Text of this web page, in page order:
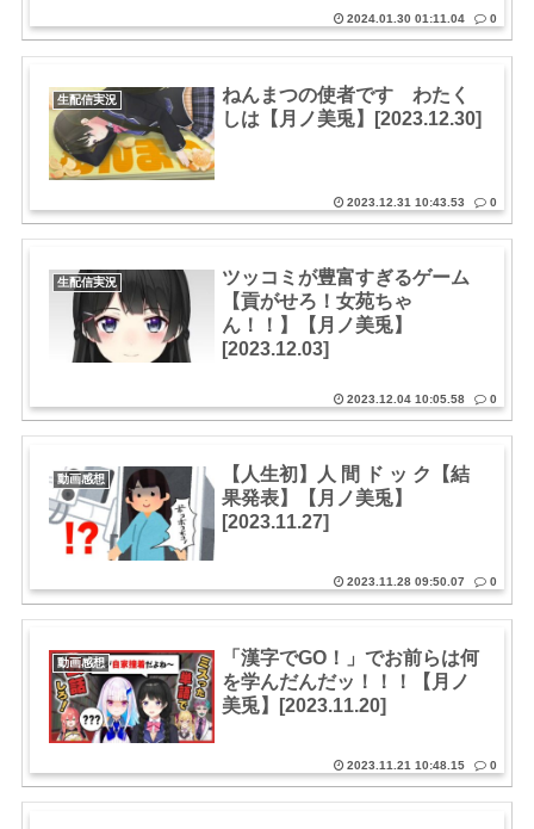
2024.01.30 01:11.04 0
生配信実況
ねんまつの使者です わたく
しは【月ノ美兎】[2023.12.30]
2023.12.31 10:43.53 0
生配信実況
ツッコミが豊富すぎるゲーム
【貢がせろ！女苑ちゃ
ん！！】【月ノ美兎】
[2023.12.03]
2023.12.04 10:05.58 0
動画感想
【人生初】人 間 ド ッ ク【結
果発表】【月ノ美兎】
[2023.11.27]
2023.11.28 09:50.07 0
動画感想
「漢字でGO！」でお前らは何
を学んだんだッ！！！【月ノ
美兎】[2023.11.20]
2023.11.21 10:48.15 0